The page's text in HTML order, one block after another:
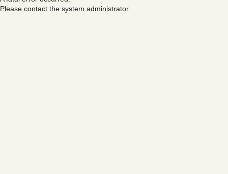
Please contact the system administrator.